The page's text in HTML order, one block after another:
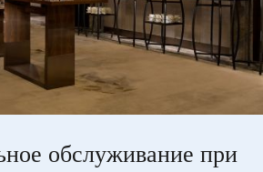
обслуживание при